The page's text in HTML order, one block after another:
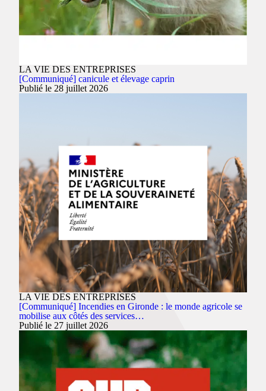
LA VIE DES ENTREPRISES
[Communiqué] canicule et élevage caprin
Publié le 28 juillet 2026
LA VIE DES ENTREPRISES
[Communiqué] Incendies en Gironde : le monde agricole se
mobilise aux côtés des services…
Publié le 27 juillet 2026